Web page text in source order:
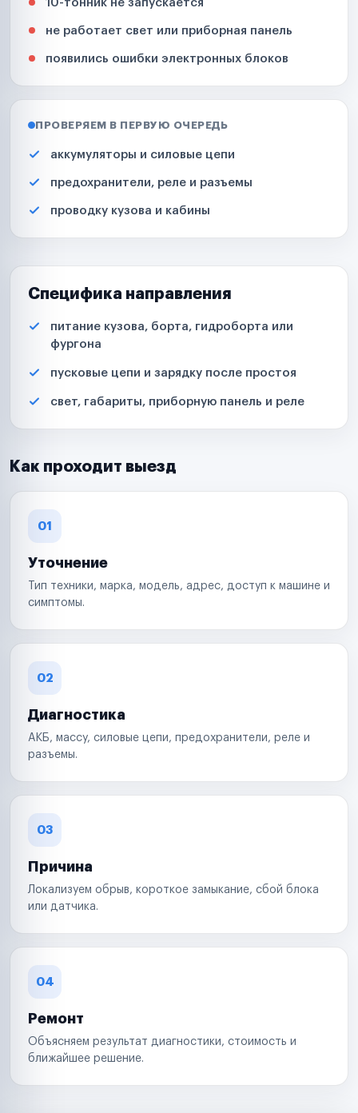
10-тонник не запускается
не работает свет или приборная панель
появились ошибки электронных блоков
ПРОВЕРЯЕМ В ПЕРВУЮ ОЧЕРЕДЬ
аккумуляторы и силовые цепи
предохранители, реле и разъемы
проводку кузова и кабины
Специфика направления
питание кузова, борта, гидроборта или
фургона
пусковые цепи и зарядку после простоя
свет, габариты, приборную панель и реле
Как проходит выезд
01
Уточнение
Тип техники, марка, модель, адрес, доступ к машине и
симптомы.
02
Диагностика
АКБ, массу, силовые цепи, предохранители, реле и
разъемы.
03
Причина
Локализуем обрыв, короткое замыкание, сбой блока
или датчика.
04
Ремонт
Объясняем результат диагностики, стоимость и
ближайшее решение.